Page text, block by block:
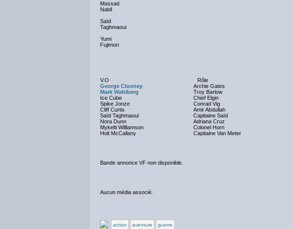
Massad
Nabil
Saïd
Taghmaoui
Yumi
Fujimori
V.O Rôle
George Clooney
Archie Gates
Mark Wahlberg
Troy Barlow
Ice Cube
Chief Elgin
Spike Jonze
Conrad Vig
Cliff Curtis
Amir Abdullah
Saïd Taghmaoui
Capitaine Saïd
Nora Dunn
Adriana Cruz
Mykelti Williamson
Colonel Horn
Holt McCallany
Capitaine Van Meter
Bande annonce VF non disponible.
Aucun média associé.
action aventure guerre